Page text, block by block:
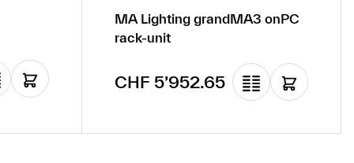
MA Lighting grandMA3 onPC
rack-unit
Regulärer Preis:
CHF 5’952.65